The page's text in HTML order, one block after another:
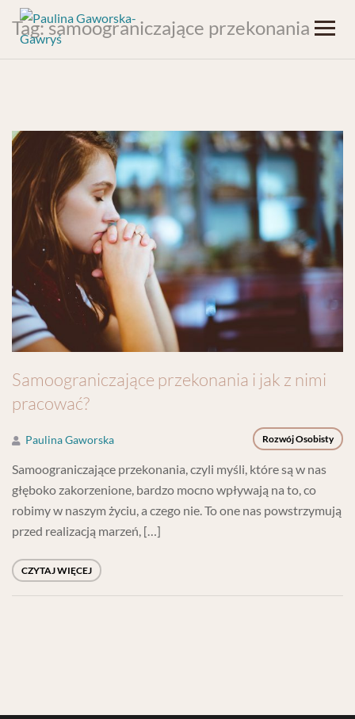
Tag:samoograniczające przekonania
Samoograniczające przekonania i jak z nimi
pracować?
Rozwój Osobisty
Paulina Gaworska
Samoograniczające przekonania, czyli myśli, które są w nas
głęboko zakorzenione, bardzo mocno wpływają na to, co
robimy w naszym życiu, a czego nie. To one nas powstrzymują
przed realizacją marzeń, […]
CZYTAJ WIĘCEJ